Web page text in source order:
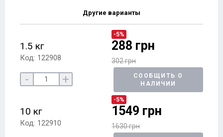
Другие варианты
1.5 кг
Код: 122908
-5%
288 грн
302 грн
- +
СООБЩИТЬ О
НАЛИЧИИ
10 кг
Код: 122910
-5%
1549 грн
1630 грн